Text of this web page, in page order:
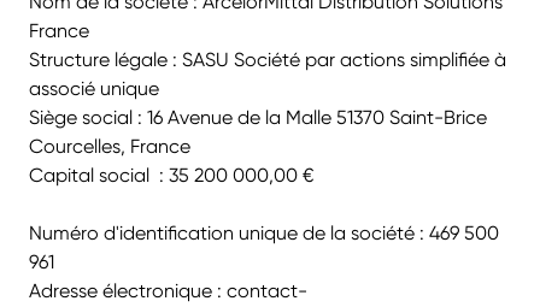
France
Structure légale : SASU Société par actions simplifiée à
associé unique
Siège social : 16 Avenue de la Malle 51370 Saint-Brice
Courcelles, France
Capital social : 35 200 000,00 €
Numéro d'identification unique de la société : 469 500
961
Adresse électronique : contact-